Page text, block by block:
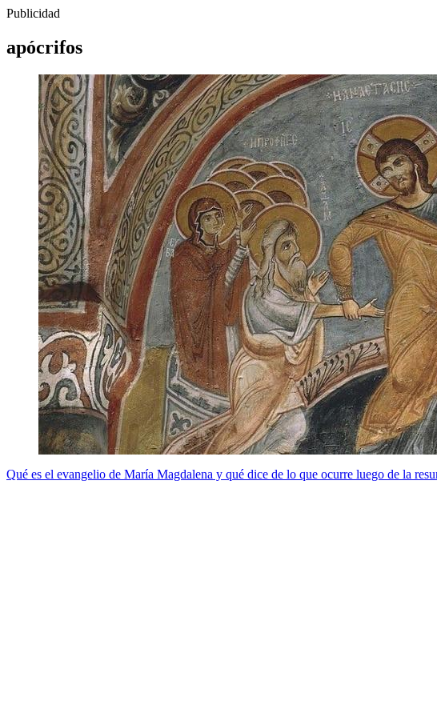
Publicidad
apócrifos
Qué es el evangelio de María Magdalena y qué dice de lo que ocurre luego de la